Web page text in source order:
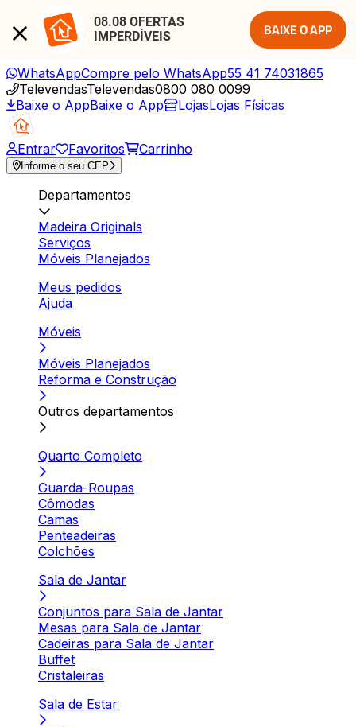
08.08 OFERTAS
IMPERDÍVEIS
BAIXE O APP
WhatsAppCompre pelo WhatsApp55 41 74031865
TelevendasTelevendas0800 080 0099
Baixe o AppBaixe o App LojasLojas Físicas
Entrar Favoritos Carrinho
Informe o seu CEP
Departamentos
Madeira Originals
Serviços
Móveis Planejados
Meus pedidos
Ajuda
Móveis
Móveis Planejados
Reforma e Construção
Outros departamentos
Quarto Completo
Guarda-Roupas
Cômodas
Camas
Penteadeiras
Colchões
Sala de Jantar
Conjuntos para Sala de Jantar
Mesas para Sala de Jantar
Cadeiras para Sala de Jantar
Buffet
Cristaleiras
Sala de Estar